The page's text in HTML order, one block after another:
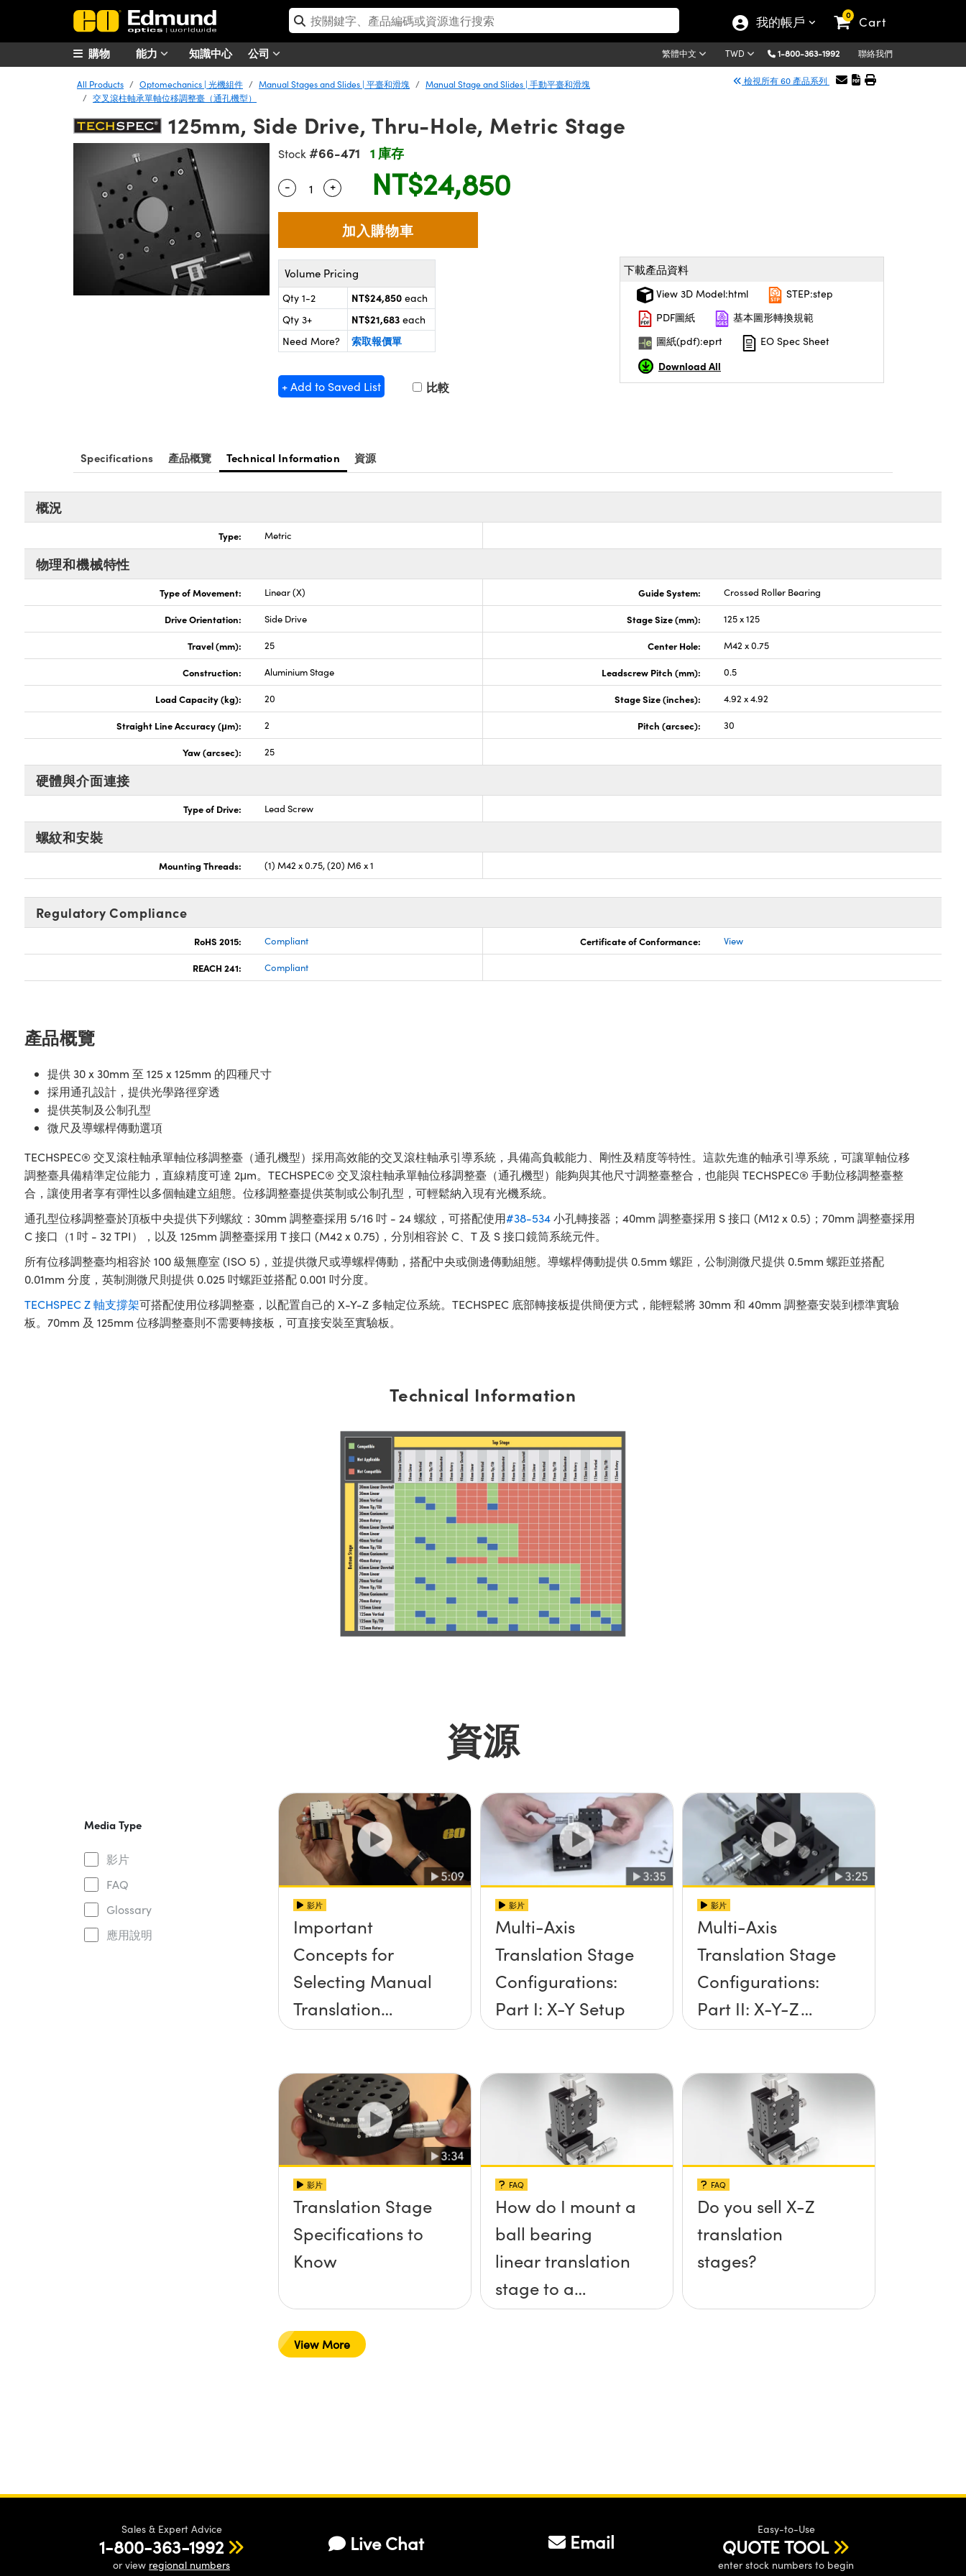
我的帳戶 0 Cart
能力 知識中心 公司 繁體中文 TWD 1-800-363-1992 聯絡我們
購物
All Products Optomechanics | 光機組件 Manual Stages and Slides | 平臺和滑塊
Manual Stage and Slides | 手動平臺和滑塊
交叉滾柱軸承單軸位移調整臺（通孔機型）
檢視所有 60 產品系列
125mm, Side Drive, Thru-Hole, Metric Stage
Stock #66-471 1 庫存
Quantity Selector
- Use the plus and minus buttons to adjust the quantity.
+ NT$24,850
Volume Pricing
Qty 1-2 NT$24,850 each
Qty 3+
NT$21,683 each
Need More?
索取報價單
+ Add to Saved List 比較
下載產品資料
View 3D Model:html
STEP:step
PDF圖紙
基本圖形轉換規範
圖紙(pdf):eprt
EO Spec Sheet
Download All
Specifications 產品概覽 Technical Information 資源
概況
Type: Metric
物理和機械特性
Type of Movement: Linear (X) Guide System: Crossed Roller Bearing
Drive Orientation: Side Drive Stage Size (mm): 125 x 125
Travel (mm): 25 Center Hole: M42 x 0.75
Construction: Aluminium Stage Leadscrew Pitch (mm): 0.5
Load Capacity (kg): 20 Stage Size (inches): 4.92 x 4.92
Straight Line Accuracy (μm): 2 Pitch (arcsec): 30
Yaw (arcsec): 25
硬體與介面連接
Type of Drive: Lead Screw
螺紋和安裝
Mounting Threads: (1) M42 x 0.75, (20) M6 x 1
Regulatory Compliance
RoHS 2015: Compliant Certificate of Conformance: View
REACH 241: Compliant
產品概覽
提供 30 x 30mm 至 125 x 125mm 的四種尺寸
採用通孔設計，提供光學路徑穿透
提供英制及公制孔型
微尺及導螺桿傳動選項
TECHSPEC® 交叉滾柱軸承單軸位移調整臺（通孔機型）採用高效能的交叉滾柱軸承引導系統，具備高負載能力、剛性及精度等特性。這款先進的軸承引導系統，可讓單軸位移
調整臺具備精準定位能力，直線精度可達 2μm。TECHSPEC® 交叉滾柱軸承單軸位移調整臺（通孔機型）能夠與其他尺寸調整臺整合，也能與 TECHSPEC® 手動位移調整臺整
合，讓使用者享有彈性以多個軸建立組態。位移調整臺提供英制或公制孔型，可輕鬆納入現有光機系統。
通孔型位移調整臺於頂板中央提供下列螺紋：30mm 調整臺採用 5/16 吋 - 24 螺紋，可搭配使用#38-534小孔轉接器；40mm 調整臺採用 S 接口 (M12 x 0.5)；70mm 調整臺採用
C 接口（1 吋 - 32 TPI），以及 125mm 調整臺採用 T 接口 (M42 x 0.75)，分別相容於 C、T 及 S 接口鏡筒系統元件。
所有位移調整臺均相容於 100 級無塵室 (ISO 5)，並提供微尺或導螺桿傳動，搭配中央或側邊傳動組態。導螺桿傳動提供 0.5mm 螺距，公制測微尺提供 0.5mm 螺距並搭配
0.01mm 分度，英制測微尺則提供 0.025 吋螺距並搭配 0.001 吋分度。
TECHSPEC Z 軸支撐架可搭配使用位移調整臺，以配置自己的 X-Y-Z 多軸定位系統。TECHSPEC 底部轉接板提供簡便方式，能輕鬆將 30mm 和 40mm 調整臺安裝到標準實驗
板。70mm 及 125mm 位移調整臺則不需要轉接板，可直接安裝至實驗板。
Technical Information
資源
Media Type
影片
FAQ
Glossary
應用說明
影片
Important
Concepts for
Selecting Manual
Translation
Stages
影片
Multi-Axis
Translation Stage
Configurations:
Part I: X-Y Setup
影片
Multi-Axis
Translation Stage
Configurations:
Part II: X-Y-Z
Setup
影片
Translation Stage
Specifications to
Know
FAQ
How do I mount a
ball bearing
linear translation
stage to a
breadboard
FAQ
Do you sell X-Z
translation
stages?
View More
Sales & Expert Advice
1-800-363-1992
or view regional numbers
Live Chat Email
Easy-to-Use
QUOTE TOOL
enter stock numbers to begin